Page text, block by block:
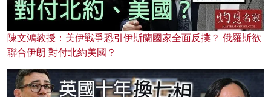
陳文鴻教授：美伊戰爭恐引伊斯蘭國家全面反撲？ 俄羅斯欲
聯合伊朗 對付北約美國？